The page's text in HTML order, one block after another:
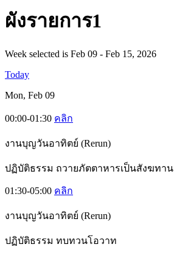
ผังรายการ1
Week selected is Feb 09 - Feb 15, 2026
Today
Mon, Feb 09
00:00-01:30 คลิก
งานบุญวันอาทิตย์ (Rerun)
ปฏิบัติธรรม ถวายภัตตาหารเป็นสังฆทาน
01:30-05:00 คลิก
งานบุญวันอาทิตย์ (Rerun)
ปฏิบัติธรรม ทบทวนโอวาท